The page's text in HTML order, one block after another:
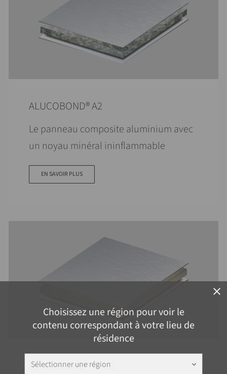
close
Choisissez une région pour voir le
contenu correspondant à votre lieu de
résidence
Sélectionner une région keyboard_arrow_down
ALUCOBOND® A2
Le panneau composite aluminium avec
un noyau minéral ininflammable
EN SAVOIR PLUS
ALUCOBOND® PLUS